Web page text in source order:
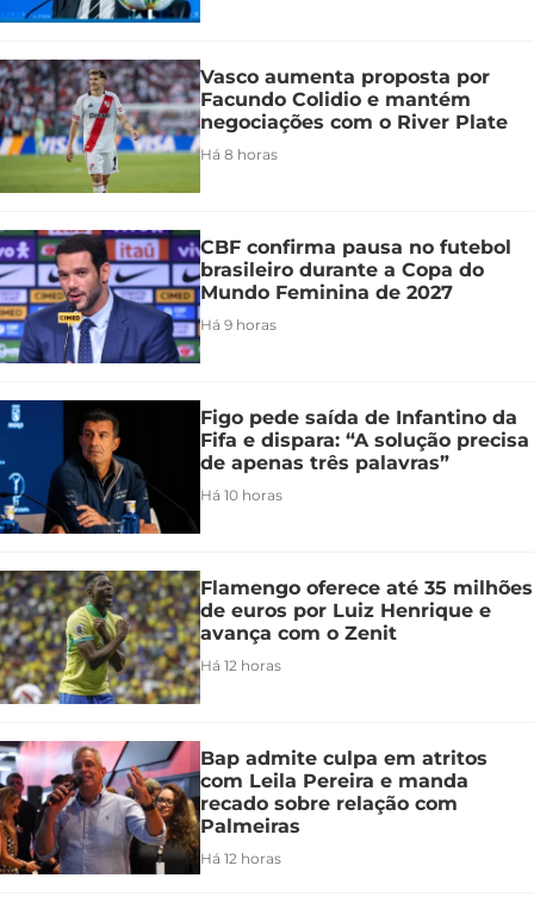
Vasco aumenta proposta por
Facundo Colidio e mantém
negociações com o River Plate
Há 8 horas
CBF confirma pausa no futebol
brasileiro durante a Copa do
Mundo Feminina de 2027
Há 9 horas
Figo pede saída de Infantino da
Fifa e dispara: “A solução precisa
de apenas três palavras”
Há 10 horas
Flamengo oferece até 35 milhões
de euros por Luiz Henrique e
avança com o Zenit
Há 12 horas
Bap admite culpa em atritos
com Leila Pereira e manda
recado sobre relação com
Palmeiras
Há 12 horas